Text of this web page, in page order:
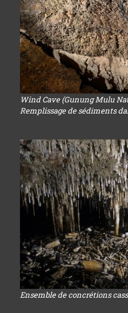
Wind Cave (Gunung Mulu
Remplissage de sédiments
Ensemble de concrétions